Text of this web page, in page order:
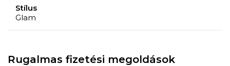
Stílus
Glam
Rugalmas fizetési megoldások